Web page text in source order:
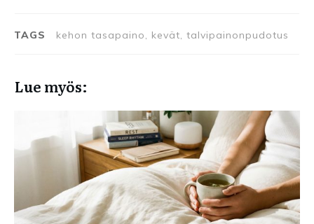
TAGS kehon tasapaino, kevät, talvipainonpudotus
Lue myös: